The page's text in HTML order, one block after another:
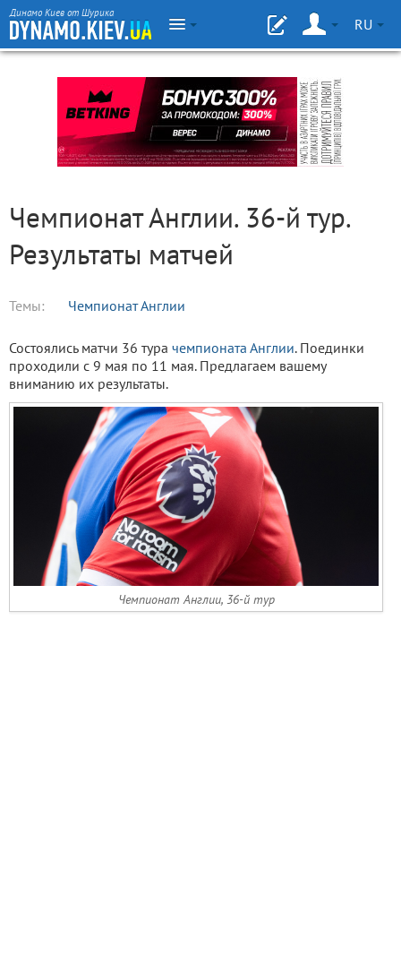
Динамо Киев от Шурика
RU
Чемпионат Англии. 36-й тур.
Результаты матчей
Темы: Чемпионат Англии
Состоялись матчи 36 тура чемпионата Англии. Поединки
проходили с 9 мая по 11 мая. Предлагаем вашему
вниманию их результаты.
Чемпионат Англии, 36-й тур